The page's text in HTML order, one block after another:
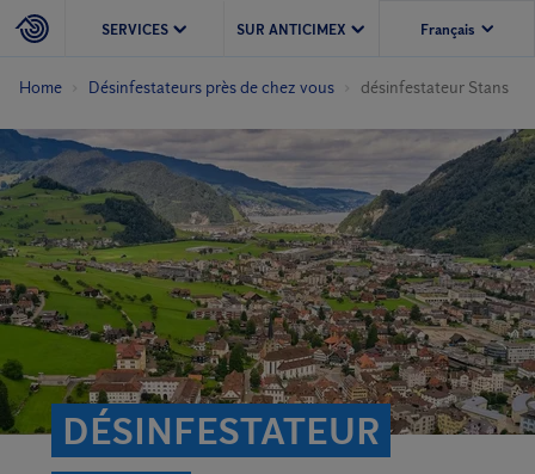
SERVICES SUR ANTICIMEX
Home Désinfestateurs près de chez vous désinfestateur Stans
DÉSINFESTATEUR